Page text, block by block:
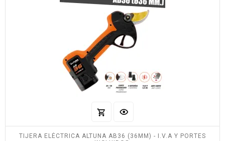
TIJERA ELÉCTRICA ALTUNA AB36 (36MM) - I.V.A Y PORTES